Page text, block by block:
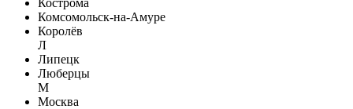
Комсомольск-на-Амуре
Королёв
Л
Липецк
Люберцы
М
Москва